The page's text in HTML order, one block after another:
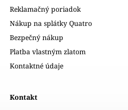
Reklamačný poriadok
Nákup na splátky Quatro
Bezpečný nákup
Platba vlastným zlatom
Kontaktné údaje
Kontakt